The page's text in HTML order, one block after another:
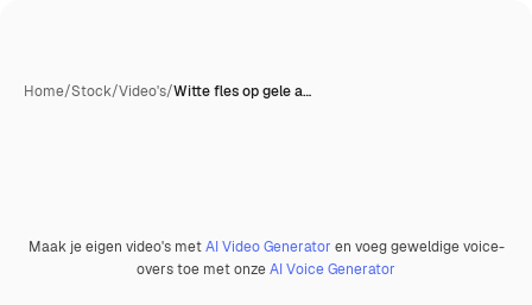
Home/Stock/Video's/Witte fles op gele a…
Premium
Maak je eigen video's metAI Video Generator en voeg geweldige voice-
overs toe met onzeAI Voice Generator